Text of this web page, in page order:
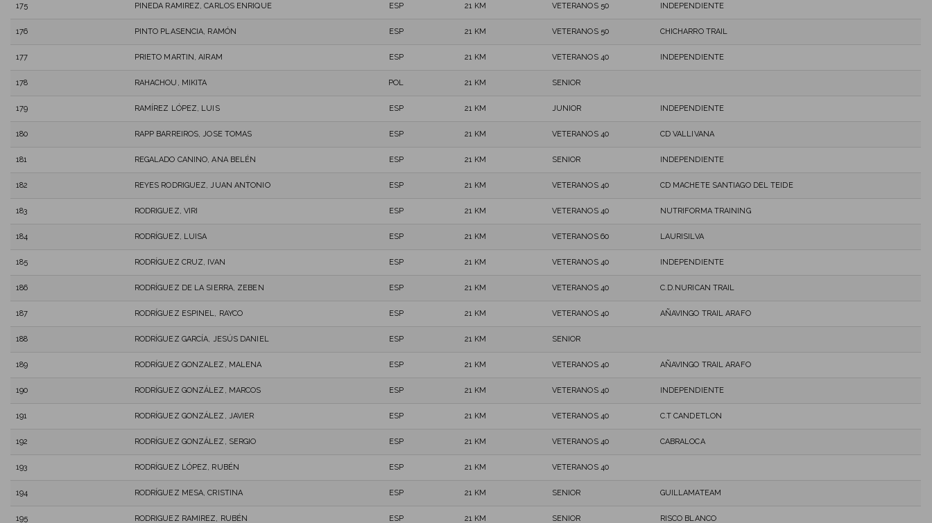
175 PINEDA RAMIREZ, CARLOS ENRIQUE ESP 21 KM VETERANOS 50 INDEPENDIENTE
176 PINTO PLASENCIA, RAMÓN ESP 21 KM VETERANOS 50 CHICHARRO TRAIL
177 PRIETO MARTIN, AIRAM ESP 21 KM VETERANOS 40 INDEPENDIENTE
178 RAHACHOU, MIKITA POL 21 KM SENIOR
179 RAMÍREZ LÓPEZ, LUIS ESP 21 KM JUNIOR INDEPENDIENTE
180 RAPP BARREIROS, JOSE TOMAS ESP 21 KM VETERANOS 40 CD VALLIVANA
181 REGALADO CANINO, ANA BELÉN ESP 21 KM SENIOR INDEPENDIENTE
182 REYES RODRIGUEZ, JUAN ANTONIO ESP 21 KM VETERANOS 40 CD MACHETE SANTIAGO DEL TEIDE
183 RODRIGUEZ, VIRI ESP 21 KM VETERANOS 40 NUTRIFORMA TRAINING
184 RODRÍGUEZ, LUISA ESP 21 KM VETERANOS 60 LAURISILVA
185 RODRÍGUEZ CRUZ, IVAN ESP 21 KM VETERANOS 40 INDEPENDIENTE
186 RODRÍGUEZ DE LA SIERRA, ZEBEN ESP 21 KM VETERANOS 40 C.D.NURICAN TRAIL
187 RODRÍGUEZ ESPINEL, RAYCO ESP 21 KM VETERANOS 40 AÑAVINGO TRAIL ARAFO
188 RODRÍGUEZ GARCÍA, JESÚS DANIEL ESP 21 KM SENIOR
189 RODRÍGUEZ GONZALEZ, MALENA ESP 21 KM VETERANOS 40 AÑAVINGO TRAIL ARAFO
190 RODRÍGUEZ GONZÁLEZ, MARCOS ESP 21 KM VETERANOS 40 INDEPENDIENTE
191 RODRÍGUEZ GONZÁLEZ, JAVIER ESP 21 KM VETERANOS 40 C.T CANDETLON
192 RODRÍGUEZ GONZÁLEZ, SERGIO ESP 21 KM VETERANOS 40 CABRALOCA
193 RODRÍGUEZ LÓPEZ, RUBÉN ESP 21 KM VETERANOS 40
194 RODRÍGUEZ MESA, CRISTINA ESP 21 KM SENIOR GUILLAMATEAM
195 RODRIGUEZ RAMIREZ, RUBÉN ESP 21 KM SENIOR RISCO BLANCO